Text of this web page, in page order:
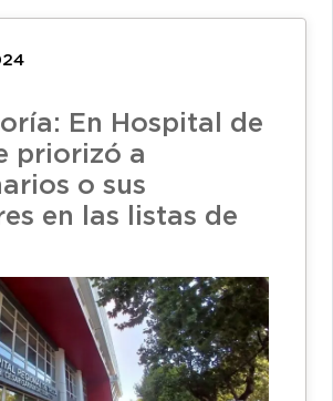
En Hospital de
priorizó a
o sus
en las listas de